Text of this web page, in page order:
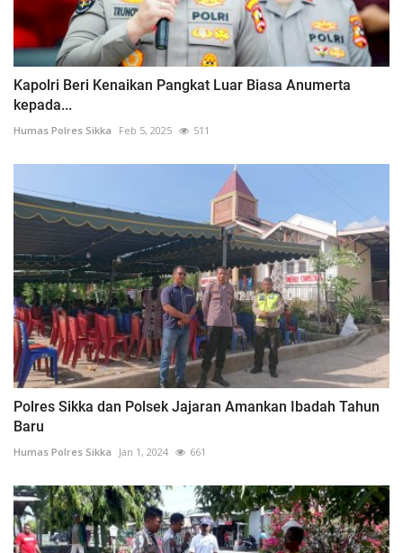
Kapolri Beri Kenaikan Pangkat Luar Biasa Anumerta
kepada...
Humas Polres Sikka Feb 5, 2025 511
Polres Sikka dan Polsek Jajaran Amankan Ibadah Tahun
Baru
Humas Polres Sikka Jan 1, 2024 661